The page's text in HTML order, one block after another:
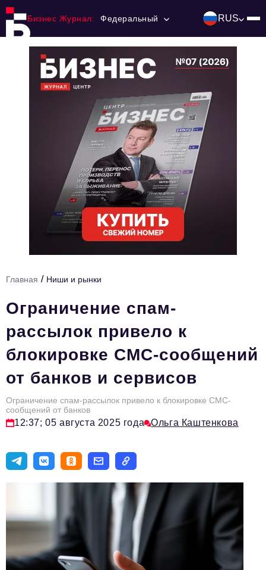
Бизнес Журнал: Федеральный RUS
Ниши и рынки
Технологии и тренды
HR
Персона номера
Юридический практикум
Стиль жизни
Туризм
Импортозамещение
Эксперты
Видео
+7 495 727-01-67
Электронные почты редакции:
Главная / Ниши и рынки
Ограничение спам-
рассылок привело к
блокировке СМС-сообщений
от банков и сервисов
Ограничение спам-рассылок привело к блокировке СМС-
сообщений от банков
12:37; 05 августа 2025 года Ольга Каштенкова